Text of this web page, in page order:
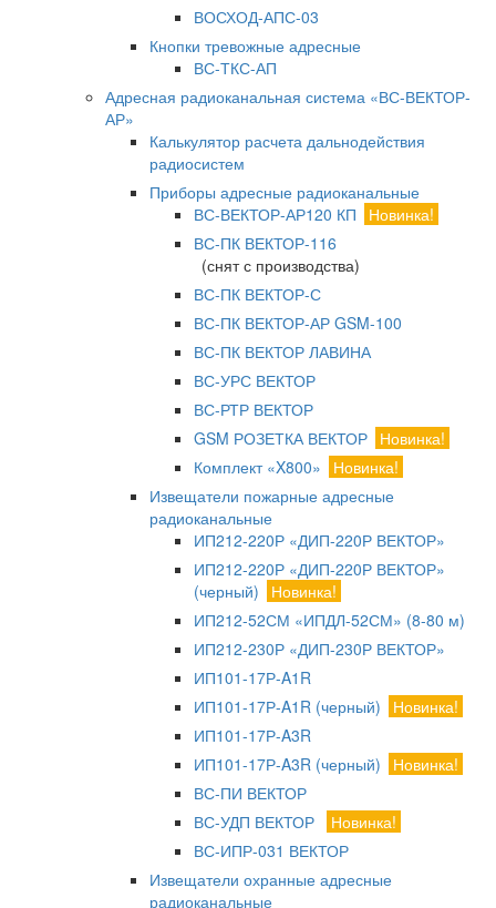
ВОСХОД-АПС-03
Кнопки тревожные адресные
ВС-ТКС-АП
Адресная радиоканальная система «ВС-ВЕКТОР-
АР»
Калькулятор расчета дальнодействия
радиосистем
Приборы адресные радиоканальные
ВС-ВЕКТОР-АР120 КП
Новинка!
ВС-ПК ВЕКТОР-116
(снят с производства)
ВС-ПК ВЕКТОР-С
ВС-ПК ВЕКТОР-АР GSM-100
ВС-ПК ВЕКТОР ЛАВИНА
ВС-УРС ВЕКТОР
ВС-РТР ВЕКТОР
GSM РОЗЕТКА ВЕКТОР Новинка!
Комплект «X800»
Новинка!
Извещатели пожарные адресные
радиоканальные
ИП212-220Р «ДИП-220Р ВЕКТОР»
ИП212-220Р «ДИП-220Р ВЕКТОР»
(черный)
Новинка!
ИП212-52СМ «ИПДЛ-52СМ» (8-80 м)
ИП212-230Р «ДИП-230Р ВЕКТОР»
ИП101-17Р-A1R
ИП101-17Р-A1R (черный)
Новинка!
ИП101-17Р-A3R
ИП101-17Р-A3R (черный)
Новинка!
ВС-ПИ ВЕКТОР
ВС-УДП ВЕКТОР
Новинка!
ВС-ИПР-031 ВЕКТОР
Извещатели охранные адресные
радиоканальные